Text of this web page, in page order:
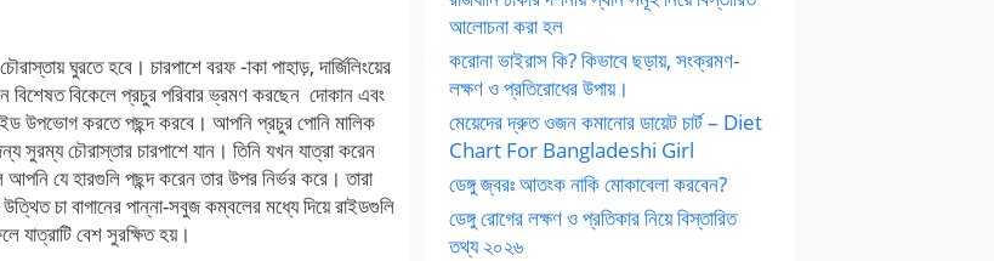
ঘুরতে হবে। চারপাশে বরফ -াকা পাহাড়, দার্জিলিংয়ের
বিশেষত বিকেলে প্রচুর পরিবার ভ্রমণ করছেন দোকান এবং
উপভোগ করতে পছন্দ করবে। আপনি প্রচুর পোনি মালিক
সুরম্য চৌরাস্তার চারপাশে যান। তিনি যখন যাত্রা করেন
যে হারগুলি পছন্দ করেন তার উপর নির্ভর করে। তারা
উত্থিত চা বাগানের পান্না-সবুজ কম্বলের মধ্যে দিয়ে রাইডগুলি
যাত্রাটি বেশ সুরক্ষিত হয়।
আলোচনা করা হল
করোনা ভাইরাস কি? কিভাবে ছড়ায়, সংক্রমণ-
লক্ষণ ও প্রতিরোধের উপায়।
মেয়েদের দ্রুত ওজন কমানোর ডায়েট চার্ট – Diet
Chart For Bangladeshi Girl
ডেঙ্গু জ্বরঃ আতংক নাকি মোকাবেলা করবেন?
ডেঙ্গু রোগের লক্ষণ ও প্রতিকার নিয়ে বিস্তারিত
তথ্য ২০২৬